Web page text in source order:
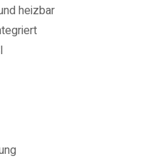
heizbar